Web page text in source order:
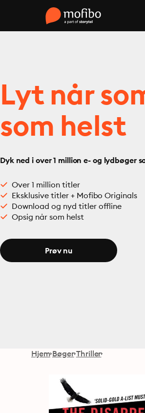
Lyt når
som helst
Dyk ned i over 1 million e- og lydbøger
Over 1 million titler
Eksklusive titler + Mofibo Originals
Download og nyd titler offline
Opsig når som helst
Prøv nu
Hjem Bøger Thriller